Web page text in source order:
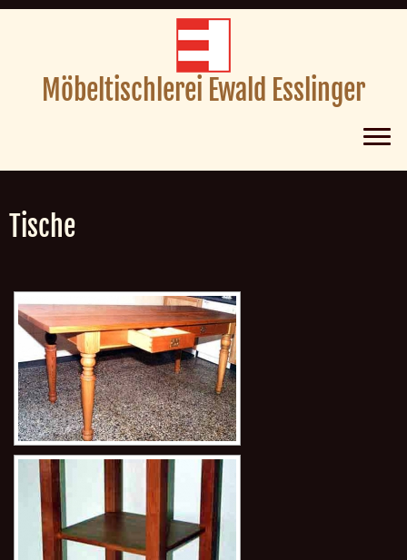
springen
Möbeltischlerei Ewald Esslinger
Tische